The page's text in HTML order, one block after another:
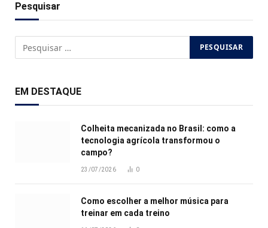
Pesquisar
EM DESTAQUE
Colheita mecanizada no Brasil: como a
tecnologia agrícola transformou o
campo?
23/07/2026 0
Como escolher a melhor música para
treinar em cada treino